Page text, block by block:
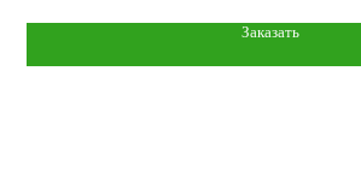
Заказать
Элементы лестниц